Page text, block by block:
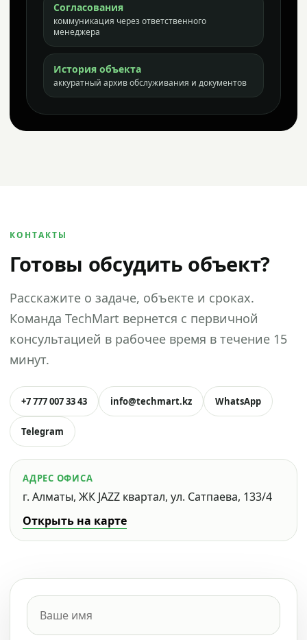
Согласования
коммуникация через ответственного
менеджера
История объекта
аккуратный архив обслуживания и документов
КОНТАКТЫ
Готовы обсудить объект?
Расскажите о задаче, объекте и сроках.
Команда TechMart вернется с первичной
консультацией в рабочее время в течение 15
минут.
+7 777 007 33 43 info@techmart.kz WhatsApp
Telegram
АДРЕС ОФИСА
г. Алматы, ЖК JAZZ квартал, ул. Сатпаева, 133/4
Открыть на карте